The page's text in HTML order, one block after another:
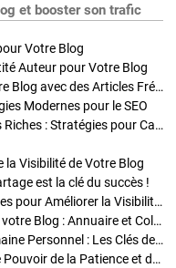
et booster son trafic
Votre Blog
Auteur pour Votre Blog
Stratégies de Publication : Boostez Votre Blog avec des Articles Fréquents et Exclusifs
Modernes pour le SEO
Enrichir Vos Articles avec des Contenus Riches : Stratégies pour Captiver et Optimiser
Visibilité de Votre Blog
est la clé du succès !
Optimisation SEO des Articles : Stratégies pour Améliorer la Visibilité de Votre Blog
Stratégies pour améliorer la visibilité de votre Blog : Annuaire et Collaborations
Pourquoi Investir dans un Nom de Domaine Personnel : Les Clés de la Réussite de Votre Blog
Comment Faire Émerger Votre Blog : Le Pouvoir de la Patience et de la Persévérance